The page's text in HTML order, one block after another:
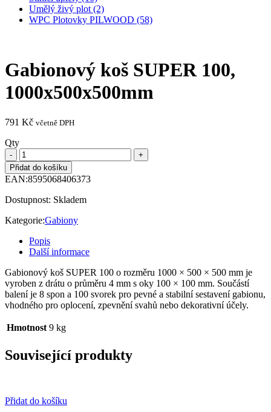
Umělý živý plot (2)
WPC Plotovky PILWOOD (58)
Gabionový koš SUPER 100,
1000x500x500mm
791 Kč včetně DPH
Qty
Přidat do košíku
EAN:8595068406373
Dostupnost: Skladem
Kategorie:Gabiony
Popis
Další informace
Gabionový koš SUPER 100 o rozměru 1000 × 500 × 500 mm je
vyroben z drátu o průměru 4 mm s oky 100 × 100 mm. Součástí
balení je 8 spon a 100 svorek pro pevné a stabilní sestavení gabionu,
vhodného pro oplocení, zpevnění svahů nebo dekorativní účely.
Hmotnost 9 kg
Související produkty
Přidat do košíku